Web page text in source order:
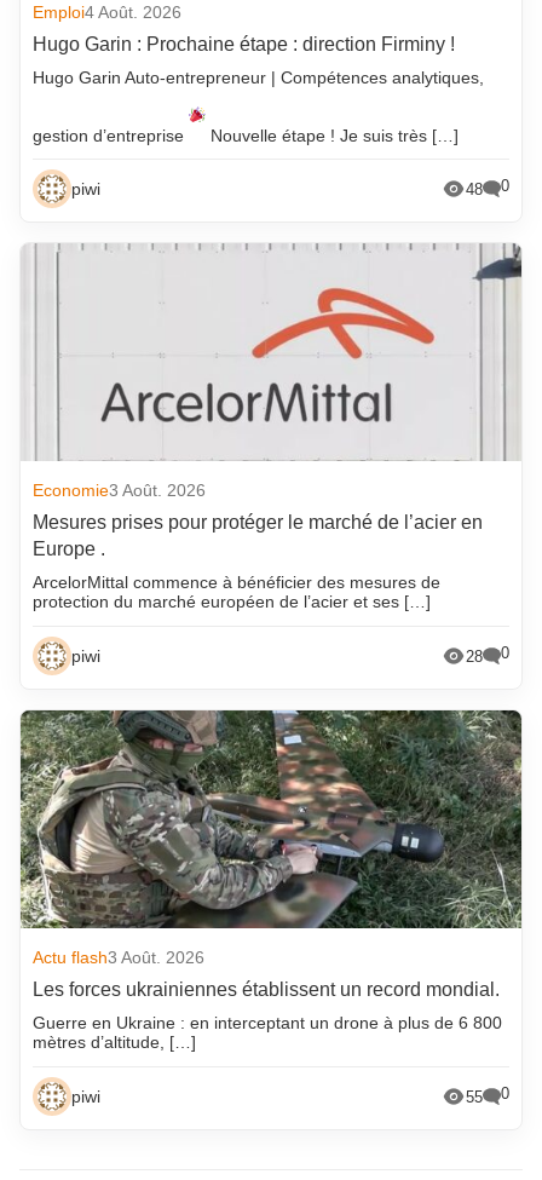
Emploi4 Août. 2026
Hugo Garin : Prochaine étape : direction Firminy !
Hugo Garin Auto-entrepreneur | Compétences analytiques,
gestion d’entreprise Nouvelle étape ! Je suis très […]
piwi 48 0
Economie3 Août. 2026
Mesures prises pour protéger le marché de l’acier en
Europe .
ArcelorMittal commence à bénéficier des mesures de
protection du marché européen de l’acier et ses […]
piwi 28 0
Actu flash3 Août. 2026
Les forces ukrainiennes établissent un record mondial.
Guerre en Ukraine : en interceptant un drone à plus de 6 800
mètres d’altitude, […]
piwi 55 0